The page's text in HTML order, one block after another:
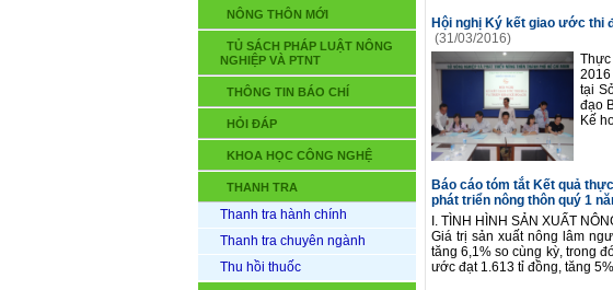
NÔNG THÔN MỚI
TỦ SÁCH PHÁP LUẬT NÔNG
NGHIỆP VÀ PTNT
THÔNG TIN BÁO CHÍ
HỎI ĐÁP
KHOA HỌC CÔNG NGHỆ
THANH TRA
Thanh tra hành chính
Thanh tra chuyên ngành
Thu hồi thuốc
Hội nghị Ký kết giao ước thi
(31/03/2016)
2016
tại
đạo
Kế
Báo cáo tóm tắt Kết quả
phát triển nông thôn quý 1
I. TÌNH HÌNH SẢN XUẤT
Giá trị sản xuất nông lâm
tăng 6,1% so cùng kỳ, trong
ước đạt 1.613 tỉ đồng, tăng